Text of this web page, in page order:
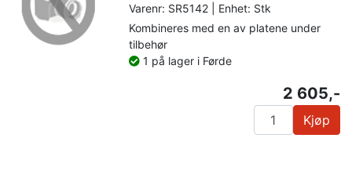
Varenr: SR5142 | Enhet: Stk
Kombineres med en av platene under
tilbehør
1 på lager i Førde
2 605,-
Kjøp